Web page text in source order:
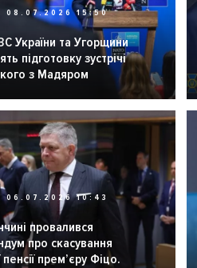
08.07.2026 15:50
України та Угорщини
підготовку зустрічі
з Мадяром
06.07.2026 10:43
провалився
про скасування
пенсії премʼєру Фіцо.